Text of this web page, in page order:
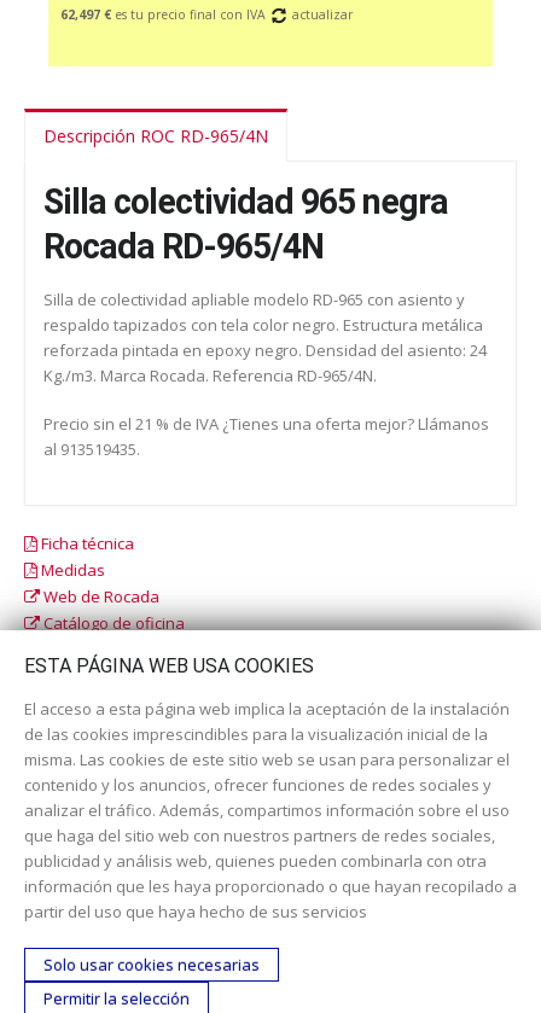
62,497 € es tu precio final con IVA actualizar
Descripción ROC RD-965/4N
Silla colectividad 965 negra
Rocada RD-965/4N
Silla de colectividad apliable modelo RD-965 con asiento y
respaldo tapizados con tela color negro. Estructura metálica
reforzada pintada en epoxy negro. Densidad del asiento: 24
Kg./m3. Marca Rocada. Referencia RD-965/4N.
Precio sin el 21 % de IVA ¿Tienes una oferta mejor? Llámanos
al 913519435.
Ficha técnica
Medidas
Web de Rocada
Catálogo de oficina
Dirección:c/ Cercedilla nº 14, 28925 Alcorcón
Email:contacta aquí
Teléfono:913519435
ESTA PÁGINA WEB USA COOKIES
El acceso a esta página web implica la aceptación de la instalación
de las cookies imprescindibles para la visualización inicial de la
misma. Las cookies de este sitio web se usan para personalizar el
contenido y los anuncios, ofrecer funciones de redes sociales y
analizar el tráfico. Además, compartimos información sobre el uso
que haga del sitio web con nuestros partners de redes sociales,
publicidad y análisis web, quienes pueden combinarla con otra
información que les haya proporcionado o que hayan recopilado a
partir del uso que haya hecho de sus servicios
Solo usar cookies necesarias
Permitir la selección